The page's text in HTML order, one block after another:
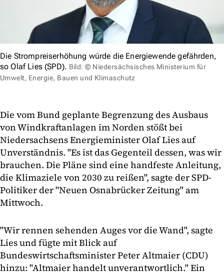
Die Strompreiserhöhung würde die Energiewende gefährden,
so Olaf Lies (SPD). Bild: © Niedersächsisches Ministerium für
Umwelt, Energie, Bauen und Klimaschutz
Die vom Bund geplante Begrenzung des Ausbaus
von Windkraftanlagen im Norden stößt bei
Niedersachsens Energieminister Olaf Lies auf
Unverständnis. "Es ist das Gegenteil dessen, was wir
brauchen. Die Pläne sind eine handfeste Anleitung,
die Klimaziele von 2030 zu reißen", sagte der SPD-
Politiker der "Neuen Osnabrücker Zeitung" am
Mittwoch.
"Wir rennen sehenden Auges vor die Wand", sagte
Lies und fügte mit Blick auf
Bundeswirtschaftsminister Peter Altmaier (CDU)
hinzu: "Altmaier handelt unverantwortlich." Ein